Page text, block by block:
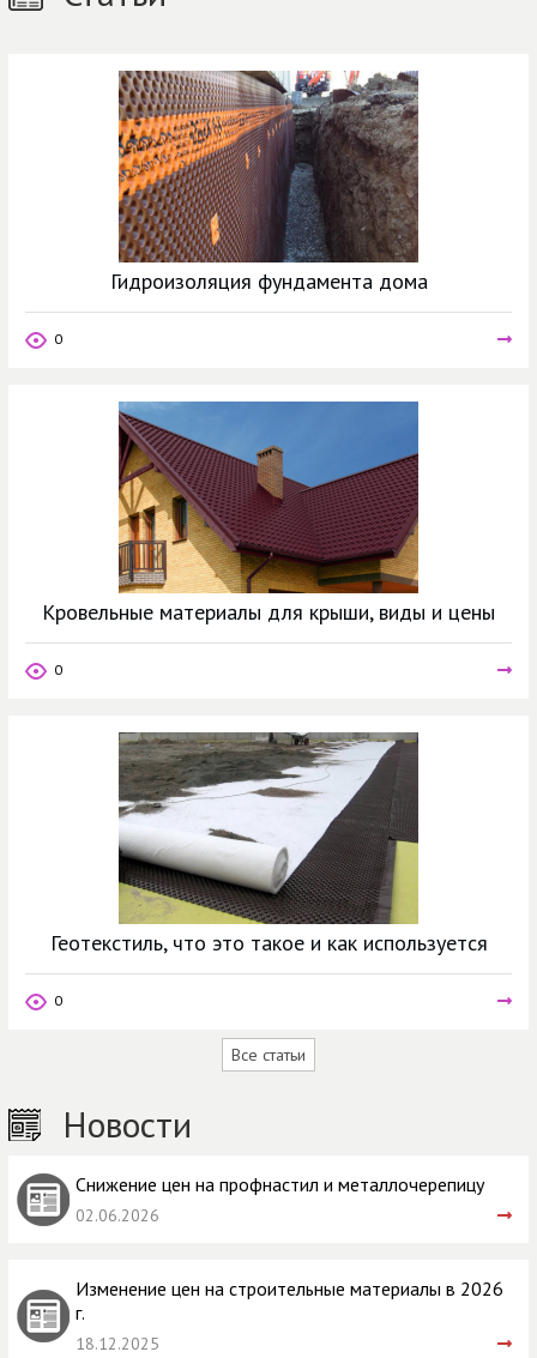
Гидроизоляция фундамента дома
0
Кровельные материалы для крыши, виды и цены
0
Геотекстиль, что это такое и как используется
0
Все статьи
Новости
Снижение цен на профнастил и металлочерепицу
02.06.2026
Изменение цен на строительные материалы в 2026
г.
18.12.2025